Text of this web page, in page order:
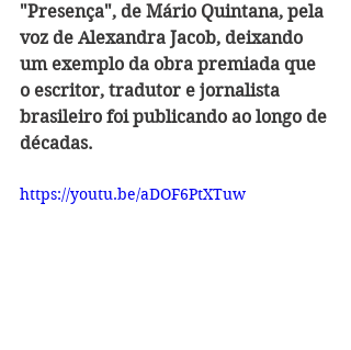
"Presença", de Mário Quintana, pela
voz de Alexandra Jacob, deixando
um exemplo da obra premiada que
o escritor, tradutor e jornalista
brasileiro foi publicando ao longo de
décadas.
https://youtu.be/aDOF6PtXTuw